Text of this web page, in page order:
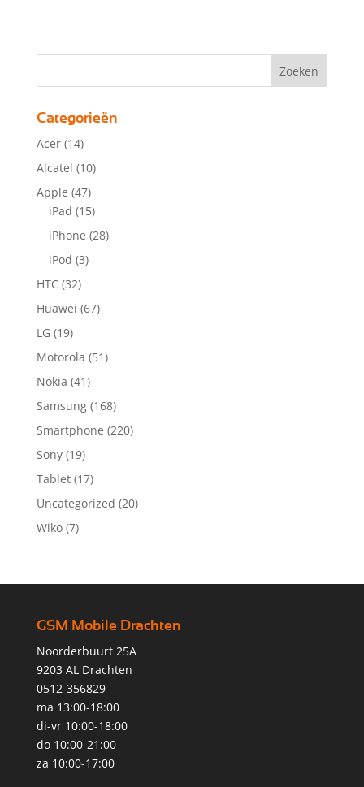
Categorieën
Acer (14)
Alcatel (10)
Apple (47)
iPad (15)
iPhone (28)
iPod (3)
HTC (32)
Huawei (67)
LG (19)
Motorola (51)
Nokia (41)
Samsung (168)
Smartphone (220)
Sony (19)
Tablet (17)
Uncategorized (20)
Wiko (7)
GSM Mobile Drachten
Noorderbuurt 25A
9203 AL Drachten
0512-356829
ma 13:00-18:00
di-vr 10:00-18:00
do 10:00-21:00
za 10:00-17:00